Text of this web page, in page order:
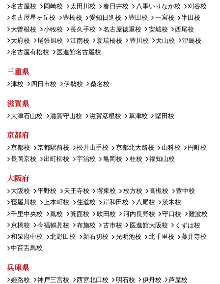
名古屋校 岡崎校 太田川校 春日井校 八事いりなか校
刈谷校
名古屋星ヶ丘校
豊橋校 愛知日進校 豊田校 一宮校
半田校
大曽根校
小牧校 長久手校 名古屋徳重校 安城校
西尾校
大府校
尾張旭校 江南校 新瑞橋校 豊川校 犬山校
津島校
名古屋有松校
医進館名古屋校
三重県
津校 四日市校 伊勢校 桑名校
滋賀県
大津石山校 滋賀守山校 滋賀彦根校 草津校 堅田校
京都府
京都校 京都駅前校 松井山手校 京都北大路校 山科校
円町校
長岡京校
出町柳校 宇治校 亀岡校 桂校 福知山校
大阪府
大阪校 平野校 天王寺校 堺東校 枚方校 高槻校
豊中校
寝屋川校
上本町校 住道校 岸和田校 八尾校
茨木校
千里中央校
鳳校 箕面校 吹田校 河内長野校 守口校
難波校
京橋校
今福鶴見校 布施校 古市校 医進館大阪校
くずは校
和泉府中校
北野田校 新石切校 光明池校 北千里校
藤井寺校
中百舌鳥校
兵庫県
姫路校 神戸三宮校 西宮北口校 明石校 伊丹校
芦屋校